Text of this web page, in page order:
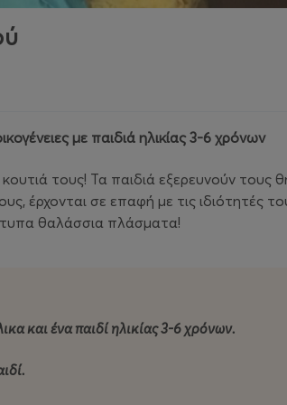
με παιδιά ηλικίας 3-6 χρόνων
τους! Τα παιδιά εξερευνούν
έρχονται σε επαφή με τις ιδιότητές
θαλάσσια πλάσματα!
και ένα παιδί ηλικίας 3-6 χρόνων.